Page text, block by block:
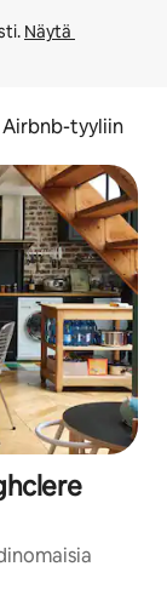
Näytä
tyyliin